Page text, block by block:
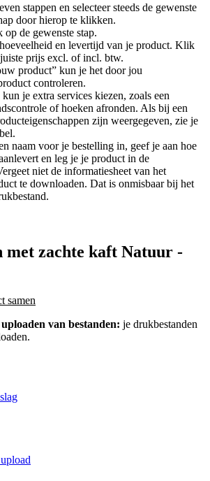
stappen en selecteer steeds de gewenste
door hierop te klikken.
de gewenste stap.
en levertijd van je product. Klik
prijs excl. of incl. btw.
product” kun je het door jou
controleren.
je extra services kiezen, zoals een
of hoeken afronden. Als bij een
zijn weergegeven, zie je
naam voor je bestelling in, geef je aan hoe
en leg je je product in de
niet de informatiesheet van het
te downloaden. Dat is onmisbaar bij het
met zachte kaft Natuur -
samen
van bestanden: je drukbestanden